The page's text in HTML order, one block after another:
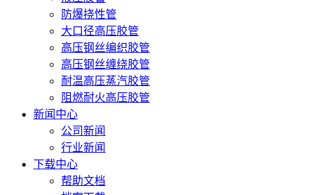
防爆挠性管
大口径高压胶管
高压钢丝编织胶管
高压钢丝缠绕胶管
耐温高压蒸汽胶管
阻燃耐火高压胶管
新闻中心
公司新闻
行业新闻
下载中心
帮助文档